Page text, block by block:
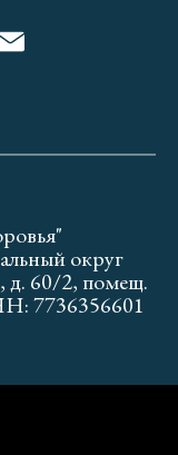
округ
д. 60/2, помещ.
7736356601